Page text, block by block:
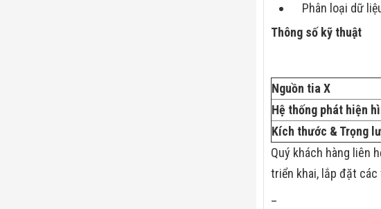
Phân loại dữ
Thông số kỹ thuật
Nguồn tia X
Hệ thống phát hiện
Kích thước & Trọng
Quý khách hàng liên
triển khai, lắp đặt
–